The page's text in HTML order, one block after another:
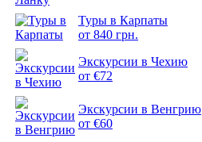
Туры в Карпаты
от 840 грн.
Экскурсии в Чехию
от €72
Экскурсии в Венгрию
от €60